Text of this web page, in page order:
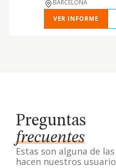
BARCELONA
VER INFORME
Preguntas
frecuentes
Estas son alguna de
hacen nuestros